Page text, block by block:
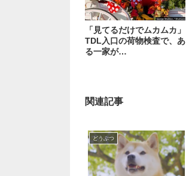
「見てるだけでムカムカ」
TDL入口の荷物検査で、あ
る一家が…
関連記事
どうぶつ